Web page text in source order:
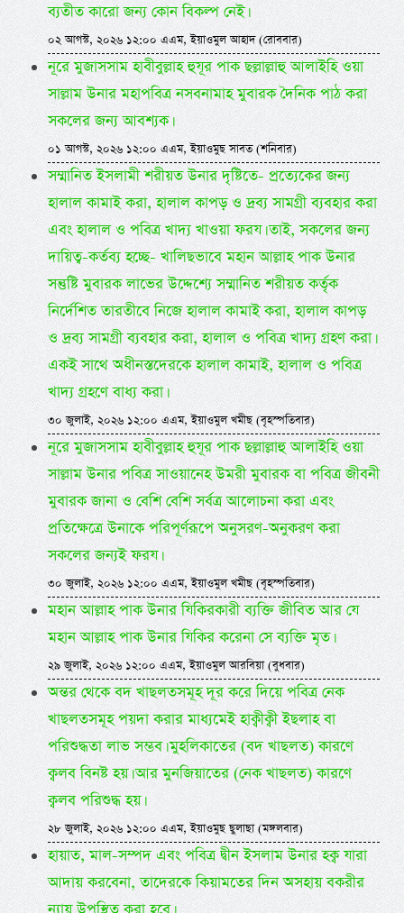
ব্যতীত কারো জন্য কোন বিকল্প নেই।
০২ আগস্ট, ২০২৬ ১২:০০ এএম, ইয়াওমুল আহাদ (রোববার)
নূরে মুজাসসাম হাবীবুল্লাহ হুযূর পাক ছল্লাল্লাহু আলাইহি ওয়া
সাল্লাম উনার মহাপবিত্র নসবনামাহ মুবারক দৈনিক পাঠ করা
সকলের জন্য আবশ্যক।
০১ আগস্ট, ২০২৬ ১২:০০ এএম, ইয়াওমুছ সাবত (শনিবার)
সম্মানিত ইসলামী শরীয়ত উনার দৃষ্টিতে- প্রত্যেকের জন্য
হালাল কামাই করা, হালাল কাপড় ও দ্রব্য সামগ্রী ব্যবহার করা
এবং হালাল ও পবিত্র খাদ্য খাওয়া ফরয। তাই, সকলের জন্য
দায়িত্ব-কর্তব্য হচ্ছে- খালিছভাবে মহান আল্লাহ পাক উনার
সন্তুষ্টি মুবারক লাভের উদ্দেশ্যে সম্মানিত শরীয়ত কর্তৃক
নির্দেশিত তারতীবে নিজে হালাল কামাই করা, হালাল কাপড়
ও দ্রব্য সামগ্রী ব্যবহার করা, হালাল ও পবিত্র খাদ্য গ্রহণ করা।
একই সাথে অধীনস্তদেরকে হালাল কামাই, হালাল ও পবিত্র
খাদ্য গ্রহণে বাধ্য করা।
৩০ জুলাই, ২০২৬ ১২:০০ এএম, ইয়াওমুল খমীছ (বৃহস্পতিবার)
নূরে মুজাসসাম হাবীবুল্লাহ হুযূর পাক ছল্লাল্লাহু আলাইহি ওয়া
সাল্লাম উনার পবিত্র সাওয়ানেহ উমরী মুবারক বা পবিত্র জীবনী
মুবারক জানা ও বেশি বেশি সর্বত্র আলোচনা করা এবং
প্রতিক্ষেত্রে উনাকে পরিপূর্ণরূপে অনুসরণ-অনুকরণ করা
সকলের জন্যই ফরয।
৩০ জুলাই, ২০২৬ ১২:০০ এএম, ইয়াওমুল খমীছ (বৃহস্পতিবার)
মহান আল্লাহ পাক উনার যিকিরকারী ব্যক্তি জীবিত আর যে
মহান আল্লাহ পাক উনার যিকির করেনা সে ব্যক্তি মৃত।
২৯ জুলাই, ২০২৬ ১২:০০ এএম, ইয়াওমুল আরবিয়া (বুধবার)
অন্তর থেকে বদ খাছলতসমূহ দূর করে দিয়ে পবিত্র নেক
খাছলতসমূহ পয়দা করার মাধ্যমেই হাক্বীক্বী ইছলাহ বা
পরিশুদ্ধতা লাভ সম্ভব। মুহলিকাতের (বদ খাছলত) কারণে
ক্বলব বিনষ্ট হয়। আর মুনজিয়াতের (নেক খাছলত) কারণে
ক্বলব পরিশুদ্ধ হয়।
২৮ জুলাই, ২০২৬ ১২:০০ এএম, ইয়াওমুছ ছুলাছা (মঙ্গলবার)
হায়াত, মাল-সম্পদ এবং পবিত্র দ্বীন ইসলাম উনার হক্ব যারা
আদায় করবেনা, তাদেরকে কিয়ামতের দিন অসহায় বকরীর